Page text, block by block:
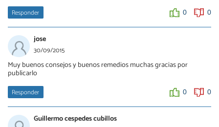
Responder 0 0
jose
30/09/2015
Muy buenos consejos y buenos remedios muchas gracias por
publicarlo
Responder 0 0
Guillermo cespedes cubillos